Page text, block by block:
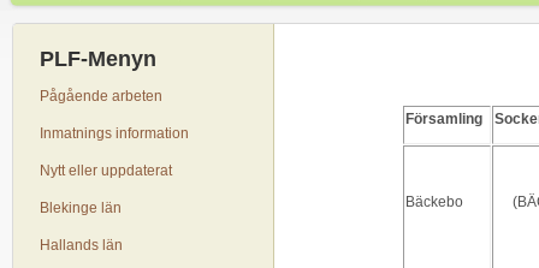
PLF-Menyn
Pågående arbeten
Inmatnings information
Nytt eller uppdaterat
Blekinge län
Hallands län
Församling
Bäckebo